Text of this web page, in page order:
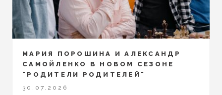
МАРИЯ ПОРОШИНА И АЛЕКСАНДР
САМОЙЛЕНКО В НОВОМ СЕЗОНЕ
"РОДИТЕЛИ РОДИТЕЛЕЙ"
30.07.2026